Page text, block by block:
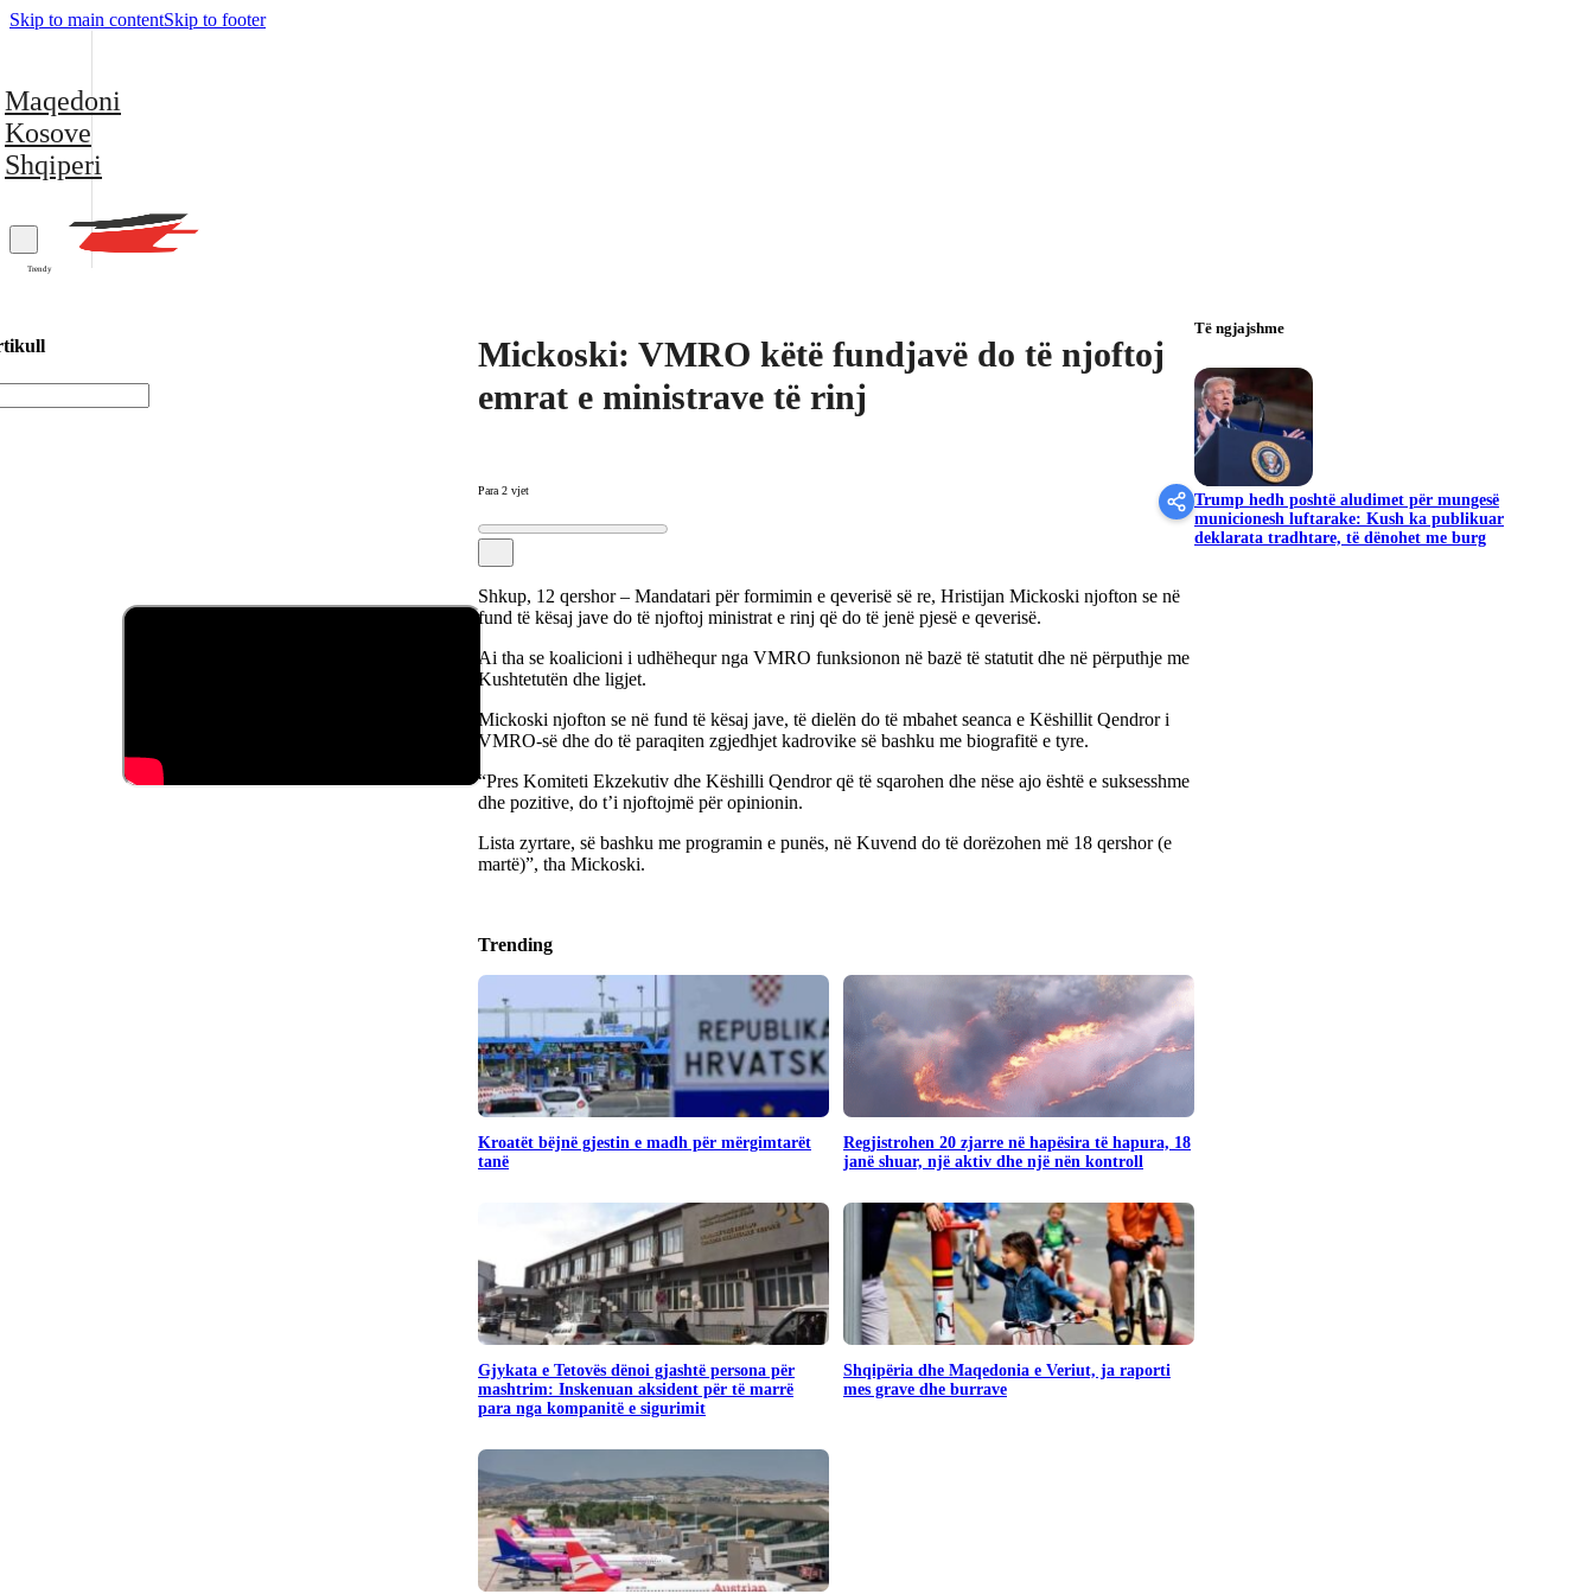
Skip to main contentSkip to footer
Maqedoni
Kosove
Shqiperi
Trendy
Mickoski: VMRO këtë fundjavë do të njoftoj
emrat e ministrave të rinj
Para 2 vjet
Shkup, 12 qershor – Mandatari për formimin e qeverisë së re, Hristijan Mickoski njofton se në
fund të kësaj jave do të njoftoj ministrat e rinj që do të jenë pjesë e qeverisë.
Ai tha se koalicioni i udhëhequr nga VMRO funksionon në bazë të statutit dhe në përputhje me
Kushtetutën dhe ligjet.
Mickoski njofton se në fund të kësaj jave, të dielën do të mbahet seanca e Këshillit Qendror i
VMRO-së dhe do të paraqiten zgjedhjet kadrovike së bashku me biografitë e tyre.
“Pres Komiteti Ekzekutiv dhe Këshilli Qendror që të sqarohen dhe nëse ajo është e suksesshme
dhe pozitive, do t’i njoftojmë për opinionin.
Lista zyrtare, së bashku me programin e punës, në Kuvend do të dorëzohen më 18 qershor (e
martë)”, tha Mickoski.
Trending
Kroatët bëjnë gjestin e madh për mërgimtarët
tanë
Regjistrohen 20 zjarre në hapësira të hapura, 18
janë shuar, një aktiv dhe një nën kontroll
Gjykata e Tetovës dënoi gjashtë persona për
mashtrim: Inskenuan aksident për të marrë
para nga kompanitë e sigurimit
Shqipëria dhe Maqedonia e Veriut, ja raporti
mes grave dhe burrave
Të ngjajshme
Trump hedh poshtë aludimet për mungesë
municionesh luftarake: Kush ka publikuar
deklarata tradhtare, të dënohet me burg